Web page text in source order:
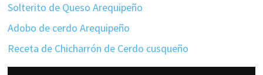
Solterito de Queso Arequipeño
Adobo de cerdo Arequipeño
Receta de Chicharrón de Cerdo cusqueño